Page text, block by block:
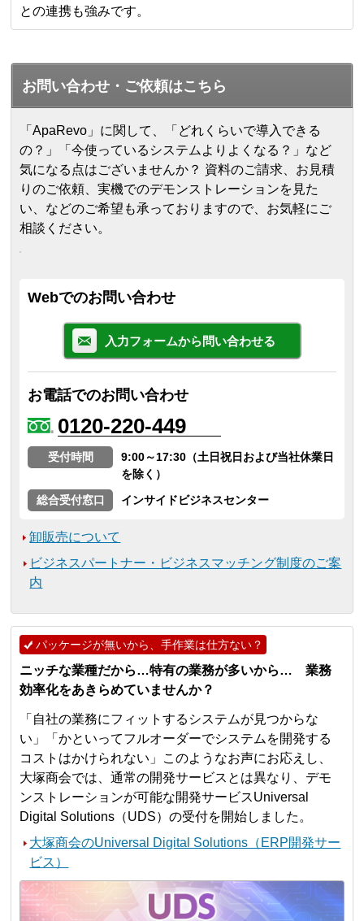
との連携も強みです。
お問い合わせ・ご依頼はこちら
「ApaRevo」に関して、「どれくらいで導入できる
の？」「今使っているシステムよりよくなる？」など
気になる点はございませんか？ 資料のご請求、お見積
りのご依頼、実機でのデモンストレーションを見た
い、などのご希望も承っておりますので、お気軽にご
相談ください。
Webでのお問い合わせ
入力フォームから問い合わせる
お電話でのお問い合わせ
0120-220-449
受付時間
9:00～17:30（土日祝日および当社休業日
を除く）
総合受付窓口
インサイドビジネスセンター
卸販売について
ビジネスパートナー・ビジネスマッチング制度のご案
内
パッケージが無いから、手作業は仕方ない？
ニッチな業種だから…特有の業務が多いから… 業務
効率化をあきらめていませんか？
「自社の業務にフィットするシステムが見つからな
い」「かといってフルオーダーでシステムを開発する
コストはかけられない」このようなお声にお応えし、
大塚商会では、通常の開発サービスとは異なり、デモ
ンストレーションが可能な開発サービスUniversal
Digital Solutions（UDS）の受付を開始しました。
大塚商会のUniversal Digital Solutions（ERP開発サー
ビス）